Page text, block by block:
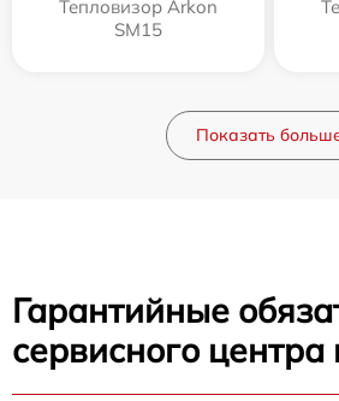
Тепловизор Arkon
SM15
Показать
Гарантийные
сервисного